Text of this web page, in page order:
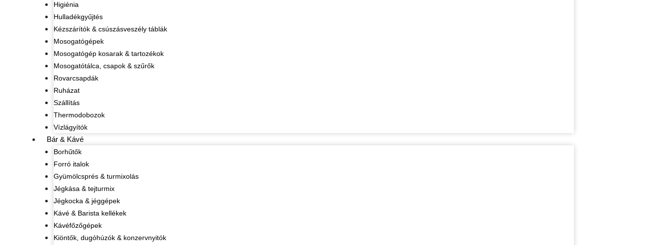
Higiénia
Hulladékgyűjtés
Kézszárítók & csúszásveszély táblák
Mosogatógépek
Mosogatógép kosarak & tartozékok
Mosogatótálca, csapok & szűrők
Rovarcsapdák
Ruházat
Szállítás
Thermodobozok
Vízlágyítók
Bár & Kávé
Borhűtők
Forró italok
Gyümölcsprés & turmixolás
Jégkása & tejturmix
Jégkocka & jéggépek
Kávé & Barista kellékek
Kávéfőzőgépek
Kiöntők, dugóhúzók & konzervnyitók